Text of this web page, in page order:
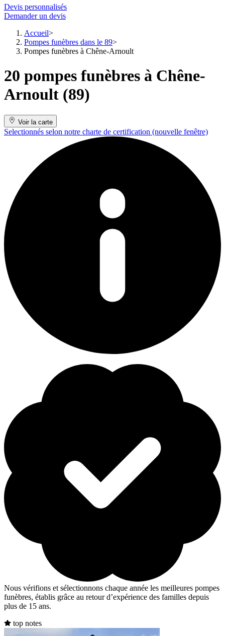
Devis personnalisés
Demander un devis
Accueil
Pompes funèbres dans le 89
Pompes funèbres à Chêne-Arnoult
20 pompes funèbres à Chêne-
Arnoult (89)
Voir la carte
Selectionnés selon notre charte de certification (nouvelle fenêtre)
Nous vérifions et sélectionnons chaque année les meilleures pompes
funèbres, établis grâce au retour d’expérience des familles depuis
plus de 15 ans.
top notes